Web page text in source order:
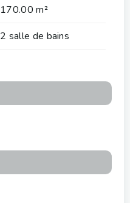
170.00 m²
2 salle de bains